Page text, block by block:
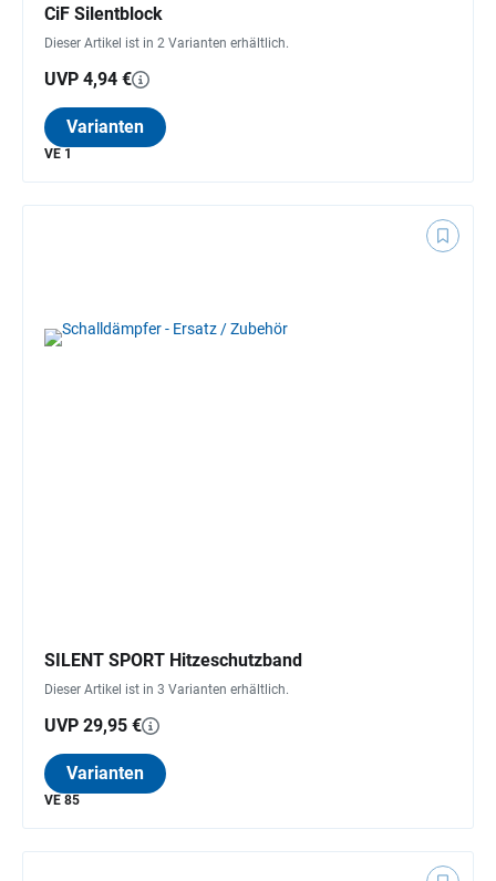
CiF Silentblock
Dieser Artikel ist in 2 Varianten erhältlich.
UVP 4,94 €
Varianten
VE 1
SILENT SPORT Hitzeschutzband
Dieser Artikel ist in 3 Varianten erhältlich.
UVP 29,95 €
Varianten
VE 85